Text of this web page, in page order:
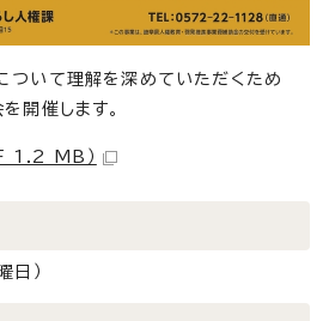
ついて理解を深めていただくため
開催します。
1.2 MB）
日）